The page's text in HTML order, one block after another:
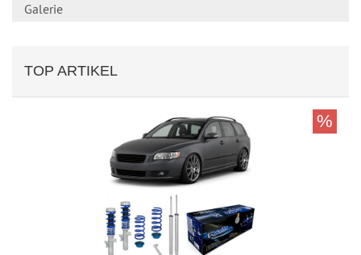
Galerie
TOP ARTIKEL
%